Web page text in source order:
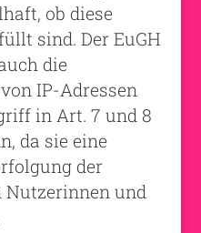
ob diese
sind. Der EuGH
die
IP-Adressen
in Art. 7 und 8
da sie eine
der
und